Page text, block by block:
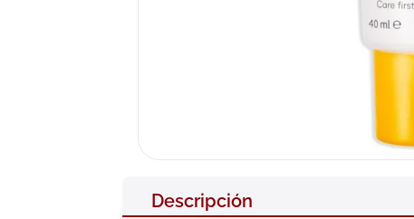
Descripción